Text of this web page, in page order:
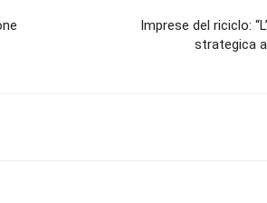
Imprese del riciclo:
strategica